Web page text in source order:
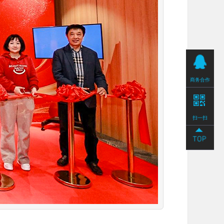
商务合作
扫一扫